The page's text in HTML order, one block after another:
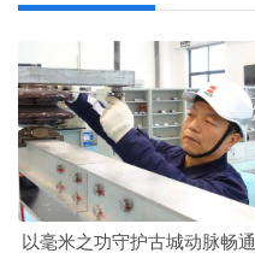
以毫米之功守护古城动脉畅通